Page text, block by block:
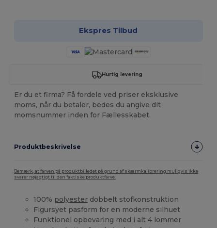
Ekspres Tilbud
Hurtig levering
Er du et firma? Få fordele ved priser eksklusive
moms, når du betaler, bedes du angive dit
momsnummer inden for Fællesskabet.
Produktbeskrivelse
Bemærk, at farven på produktbilledet på grund af skærmkalibrering muligvis ikke
svarer nøjagtigt til den faktiske produktfarve.
100% polyester dobbelt stofkonstruktion
Figursyet pasform for en moderne silhuet
Funktionel opbevaring med i alt 4 lommer